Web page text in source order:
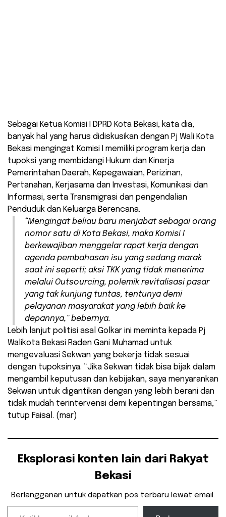
Sebagai Ketua Komisi I DPRD Kota Bekasi, kata dia,
banyak hal yang harus didiskusikan dengan Pj Wali Kota
Bekasi mengingat Komisi I memiliki program kerja dan
tupoksi yang membidangi Hukum dan Kinerja
Pemerintahan Daerah, Kepegawaian, Perizinan,
Pertanahan, Kerjasama dan Investasi, Komunikasi dan
Informasi, serta Transmigrasi dan pengendalian
Penduduk dan Keluarga Berencana.
“Mengingat beliau baru menjabat sebagai orang
nomor satu di Kota Bekasi, maka Komisi I
berkewajiban menggelar rapat kerja dengan
agenda pembahasan isu yang sedang marak
saat ini seperti; aksi TKK yang tidak menerima
melalui Outsourcing, polemik revitalisasi pasar
yang tak kunjung tuntas, tentunya demi
pelayanan masyarakat yang lebih baik ke
depannya,” bebernya.
Lebih lanjut politisi asal Golkar ini meminta kepada Pj
Walikota Bekasi Raden Gani Muhamad untuk
mengevaluasi Sekwan yang bekerja tidak sesuai
dengan tupoksinya. “Jika Sekwan tidak bisa bijak dalam
mengambil keputusan dan kebijakan, saya menyarankan
Sekwan untuk digantikan dengan yang lebih berani dan
tidak mudah terintervensi demi kepentingan bersama,”
tutup Faisal. (mar)
Eksplorasi konten lain dari Rakyat
Bekasi
Berlangganan untuk dapatkan pos terbaru lewat email.
Ketikkan email Anda...